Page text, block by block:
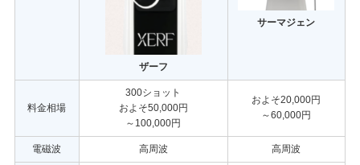
ザーフ
サーマジェン
料金相場
300ショット
およそ50,000円
～100,000円
およそ20,000円
～60,000円
電磁波 高周波 高周波